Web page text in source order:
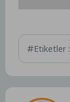
Etiketler :